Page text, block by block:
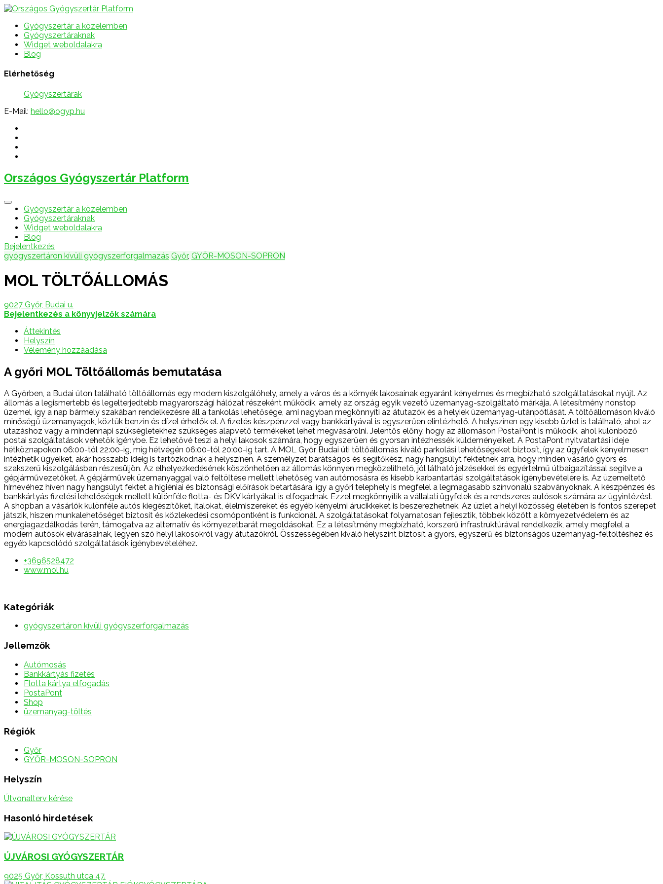
Gyógyszertár a közelemben
Gyógyszertáraknak
Widget weboldalakra
Blog
Elérhetőség
Gyógyszertárak
E-Mail: hello@ogyp.hu
Országos Gyógyszertár Platform
Gyógyszertár a közelemben
Gyógyszertáraknak
Widget weboldalakra
Blog
Bejelentkezés
gyógyszertáron kívüli gyógyszerforgalmazás Győr, GYŐR-MOSON-SOPRON
MOL TÖLTŐÁLLOMÁS
9027 Győr, Budai u.
Bejelentkezés a könyvjelzők számára
Áttekintés
Helyszín
Vélemény hozzáadása
A győri MOL Töltőállomás bemutatása
A Győrben, a Budai úton található töltőállomás egy modern kiszolgálóhely, amely a város és a környék lakosainak egyaránt kényelmes és megbízható szolgáltatásokat nyújt. Az
állomás a legismertebb és legelterjedtebb magyarországi hálózat részeként működik, amely az ország egyik vezető üzemanyag-szolgáltató márkája. A létesítmény nonstop
üzemel, így a nap bármely szakában rendelkezésre áll a tankolás lehetősége, ami nagyban megkönnyíti az átutazók és a helyiek üzemanyag-utánpótlását. A töltőállomáson kiváló
minőségű üzemanyagok, köztük benzin és dízel érhetők el. A fizetés készpénzzel vagy bankkártyával is egyszerűen elintézhető. A helyszínen egy kisebb üzlet is található, ahol az
utazáshoz vagy a mindennapi szükségletekhez szükséges alapvető termékeket lehet megvásárolni. Jelentős előny, hogy az állomáson PostaPont is működik, ahol különböző
postai szolgáltatások vehetők igénybe. Ez lehetővé teszi a helyi lakosok számára, hogy egyszerűen és gyorsan intézhessék küldeményeiket. A PostaPont nyitvatartási ideje
hétköznapokon 06:00-tól 22:00-ig, míg hétvégén 06:00-tól 20:00-ig tart. A MOL Győr Budai úti töltőállomás kiváló parkolási lehetőségeket biztosít, így az ügyfelek kényelmesen
intézhetik ügyeiket, akár hosszabb ideig is tartózkodnak a helyszínen. A személyzet barátságos és segítőkész, nagy hangsúlyt fektetnek arra, hogy minden vásárló gyors és
szakszerű kiszolgálásban részesüljön. Az elhelyezkedésének köszönhetően az állomás könnyen megközelíthető, jól látható jelzésekkel és egyértelmű útbaigazítással segítve a
gépjárművezetőket. A gépjárművek üzemanyaggal való feltöltése mellett lehetőség van autómosásra és kisebb karbantartási szolgáltatások igénybevételére is. Az üzemeltető
hírnevéhez híven nagy hangsúlyt fektet a higiéniai és biztonsági előírások betartására, így a győri telephely is megfelel a legmagasabb színvonalú szabványoknak. A készpénzes és
bankkártyás fizetési lehetőségek mellett különféle flotta- és DKV kártyákat is elfogadnak. Ezzel megkönnyítik a vállalati ügyfelek és a rendszeres autósok számára az ügyintézést.
A shopban a vásárlók különféle autós kiegészítőket, italokat, élelmiszereket és egyéb kényelmi árucikkeket is beszerezhetnek. Az üzlet a helyi közösség életében is fontos szerepet
játszik, hiszen munkalehetőséget biztosít és közlekedési csomópontként is funkcionál. A szolgáltatásokat folyamatosan fejlesztik, többek között a környezetvédelem és az
energiagazdálkodás terén, támogatva az alternatív és környezetbarát megoldásokat. Ez a létesítmény megbízható, korszerű infrastruktúrával rendelkezik, amely megfelel a
modern autósok elvárásainak, legyen szó helyi lakosokról vagy átutazókról. Összességében kiváló helyszínt biztosít a gyors, egyszerű és biztonságos üzemanyag-feltöltéshez és
egyéb kapcsolódó szolgáltatások igénybevételéhez.
+3696528472
www.mol.hu
Kategóriák
gyógyszertáron kívüli gyógyszerforgalmazás
Jellemzők
Autómosás
Bankkártyás fizetés
Flotta kártya elfogadás
PostaPont
Shop
üzemanyag-töltés
Régiók
Győr
GYŐR-MOSON-SOPRON
Helyszín
Útvonalterv kérése
Hasonló hirdetések
ÚJVÁROSI GYÓGYSZERTÁR
9025 Győr, Kossuth utca 47.